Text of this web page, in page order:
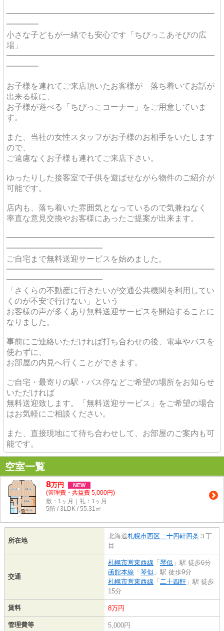
━━━━━━━━━━━━━━━━━━━━━━━━━━
━━━━
小さな子どもが一緒でも安心です「ちびっこあそびの広
場」
━━━━━━━━━━━━━━━━━━━━━━━━━━
━━━━
お子様を連れてご来店頂いたお客様が 落ち着いてお話が
出来る様に、
お子様が遊べる「ちびっこコーナー」をご用意していま
す。
また、当社の女性スタッフがお子様のお相手をいたします
ので、
ご遠慮なくお子様も連れてご来店下さい。
ゆったりした接客室で子供を遊ばせながら物件のご紹介が
可能です。
店内も、落ち着いた雰囲気となっているので気兼ねなく
率直な意見交換やお客様にあったご提案が出来ます。
━━━━━━━━━━━━━━━━━━━━━━━━━━
━━━━━━━━━━━━
ご自宅まで無料送迎サービスを始めました。
━━━━━━━━━━━━━━━━━━━━━━━━━━
━━━━━━━━━━━━
「さくらの不動産に行きたいが交通公共機関を利用してい
くのが不安で行けない」という
お客様の声が多くあり無料送迎サービスを開始することに
なりました。
事前にご連絡いただければ打ち合わせの後、電車やバスを
使わずに、
お部屋の内見へ行くことができます。
ご自宅・最寄りの駅・バス停などご希望の場所をお知らせ
いただければ
無料送迎致します。「無料送迎サービス」をご希望の場合
はお気軽にご相談ください。
また、直接現地にて待ち合わせして、お部屋のご案内も可
能です。
空室一覧
8万円 NEW
(管理費・共益費 5,000円)
敷：1ヶ月｜礼：1ヶ月
5階 / 3LDK / 55.31㎡
所在地
北海道札幌市西区二十四軒四条 ３丁
目
交通
札幌市営東西線 「琴似 」駅 徒歩6分
函館本線 「琴似 」駅 徒歩9分
札幌市営東西線 「 二十四軒 」駅 徒歩
15分
賃料 8万円
管理費等 5,000円